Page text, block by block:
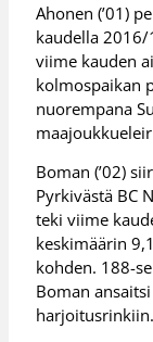
Ahonen (’01)
kaudella 2016/
viime kauden
kolmospaikan
nuorempana
Boman (’02)
Pyrkivästä BC
teki viime
keskimäärin
kohden. 188-
Boman
harjoitusrinkiin.